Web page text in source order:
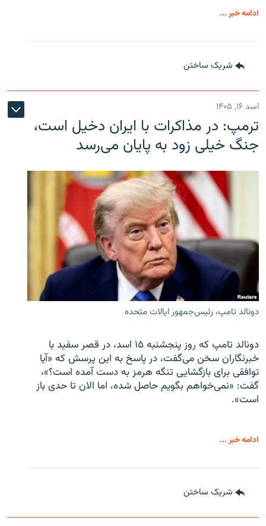
ادامه خبر ...
شریک ساختن
اسد ۱۶, ۱۴۰۵
ترمپ: در مذاکرات با ایران دخیل است،
جنگ خیلی زود به پایان می‌رسد
دونالد تامپ، رئیس‌جمهور ایالات متحده
دونالد تامپ که روز پنجشنبه ۱۵ اسد، در قصر سفید با
خبرنگاران سخن می‌گفت، در پاسخ به این پرسش که «آیا
توافقی برای بازگشایی تنگه هرمز به دست آمده است؟»،
گفت: «نمی‌خواهم بگویم حاصل شده، اما الان تا حدی باز
است».
ادامه خبر ...
شریک ساختن